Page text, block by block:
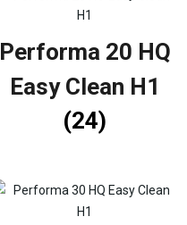
Performa 20 HQ
Easy Clean H1
(24)